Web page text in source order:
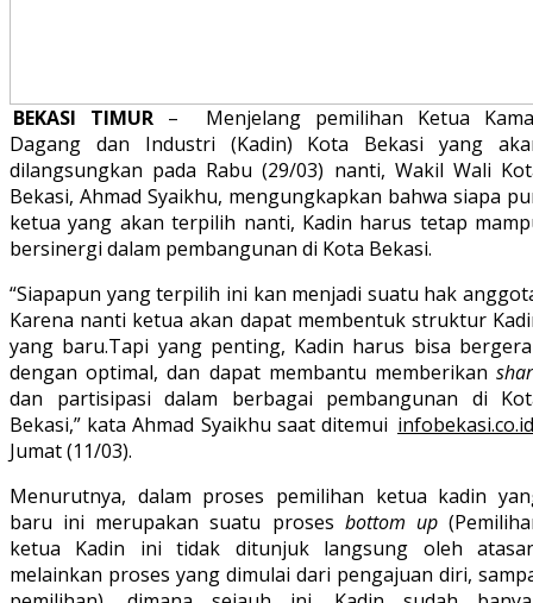
BEKASI TIMUR– Menjelang pemilihan Ketua
Dagang dan Industri (Kadin) Kota Bekasi yang
dilangsungkan pada Rabu (29/03) nanti, Wakil Wali
Bekasi, Ahmad Syaikhu, mengungkapkan bahwa siapa
ketua yang akan terpilih nanti, Kadin harus tetap
bersinergi dalam pembangunan di Kota Bekasi.
“Siapapun yang terpilih ini kan menjadi suatu hak
Karena nanti ketua akan dapat membentuk struktur
yang baru.Tapi yang penting, Kadin harus bisa
dengan optimal, dan dapat membantu memberikan
dan partisipasi dalam berbagai pembangunan di
Bekasi,” kata Ahmad Syaikhu saat ditemui infobekasi.co.id
Jumat (11/03).
Menurutnya, dalam proses pemilihan ketua kadin
baru ini merupakan suatu proses bottom up
ketua Kadin ini tidak ditunjuk langsung oleh
melainkan proses yang dimulai dari pengajuan diri,